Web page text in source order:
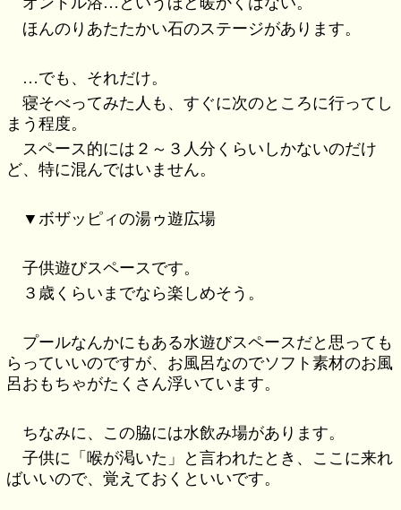
ほんのりあたたかい石のステージがあります。
…でも、それだけ。
寝そべってみた人も、すぐに次のところに行ってし
まう程度。
スペース的には２～３人分くらいしかないのだけ
ど、特に混んではいません。
▼ボザッピィの湯ゥ遊広場
子供遊びスペースです。
３歳くらいまでなら楽しめそう。
プールなんかにもある水遊びスペースだと思っても
らっていいのですが、お風呂なのでソフト素材のお風
呂おもちゃがたくさん浮いています。
ちなみに、この脇には水飲み場があります。
子供に「喉が渇いた」と言われたとき、ここに来れ
ばいいので、覚えておくといいです。